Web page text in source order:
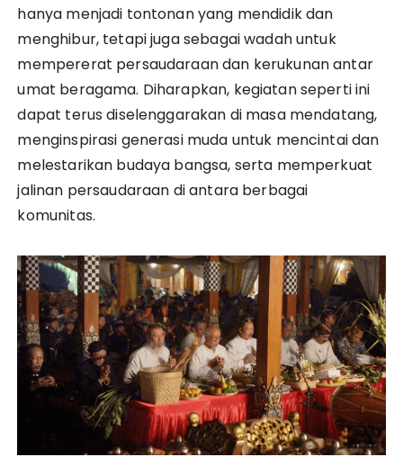
hanya menjadi tontonan yang mendidik dan
menghibur, tetapi juga sebagai wadah untuk
mempererat persaudaraan dan kerukunan antar
umat beragama. Diharapkan, kegiatan seperti ini
dapat terus diselenggarakan di masa mendatang,
menginspirasi generasi muda untuk mencintai dan
melestarikan budaya bangsa, serta memperkuat
jalinan persaudaraan di antara berbagai
komunitas.